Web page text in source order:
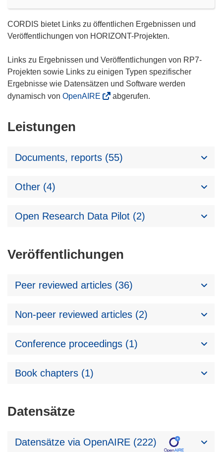
CORDIS bietet Links zu öffentlichen Ergebnissen und
Veröffentlichungen von HORIZONT-Projekten.
Links zu Ergebnissen und Veröffentlichungen von RP7-
Projekten sowie Links zu einigen Typen spezifischer
Ergebnisse wie Datensätzen und Software werden
dynamisch von OpenAIRE abgerufen.
Leistungen
Documents, reports (55)
Other (4)
Open Research Data Pilot (2)
Veröffentlichungen
Peer reviewed articles (36)
Non-peer reviewed articles (2)
Conference proceedings (1)
Book chapters (1)
Datensätze
Datensätze via OpenAIRE (222)